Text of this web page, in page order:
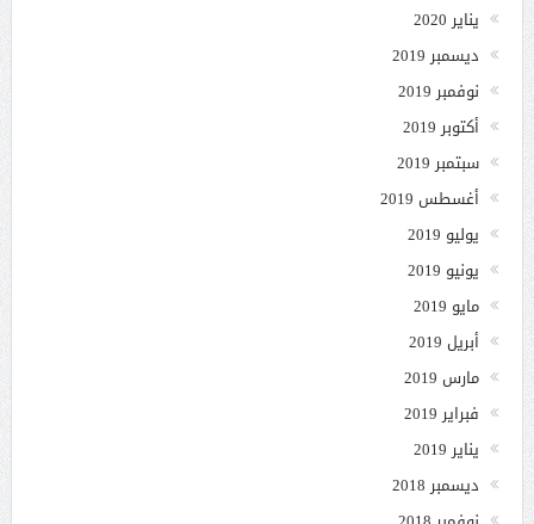
يناير 2020
ديسمبر 2019
نوفمبر 2019
أكتوبر 2019
سبتمبر 2019
أغسطس 2019
يوليو 2019
يونيو 2019
مايو 2019
أبريل 2019
مارس 2019
فبراير 2019
يناير 2019
ديسمبر 2018